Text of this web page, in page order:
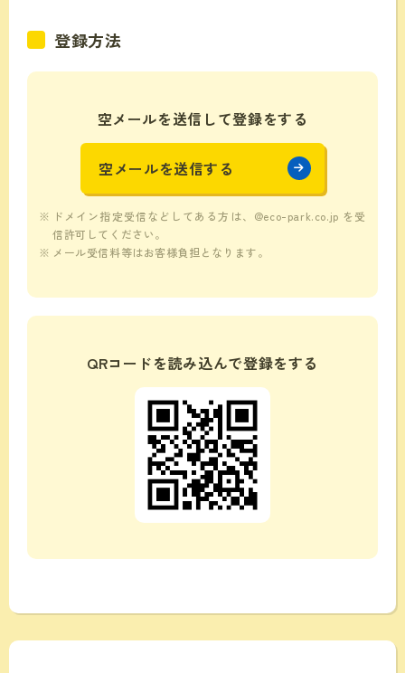
登録方法
空メールを送信して登録をする
空メールを送信する
ドメイン指定受信などしてある方は、@eco-park.co.jp を受
信許可してください。
メール受信料等はお客様負担となります。
QRコードを読み込んで登録をする